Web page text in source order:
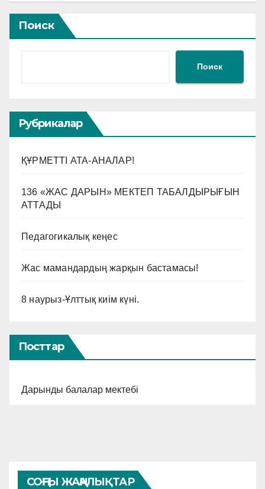
Поиск
Поиск
Рубрикалар
ҚҰРМЕТТІ АТА-АНАЛАР!
136 «ЖАС ДАРЫН» МЕКТЕП ТАБАЛДЫРЫҒЫН
АТТАДЫ
Педагогикалық кеңес
Жас мамандардың жарқын бастамасы!
8 наурыз-Ұлттық киім күні.
Посттар
Дарынды балалар мектебі
СОҢҒЫ ЖАҢАЛЫҚТАР